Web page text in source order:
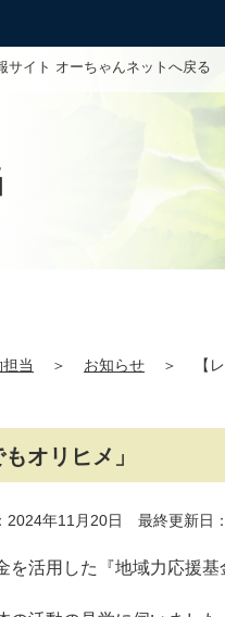
サイト オーちゃんネットへ戻る
当 ＞ お知らせ ＞
【
オリヒメ」
2024年11月20日 最終更新日
を活用した『地域力応援基